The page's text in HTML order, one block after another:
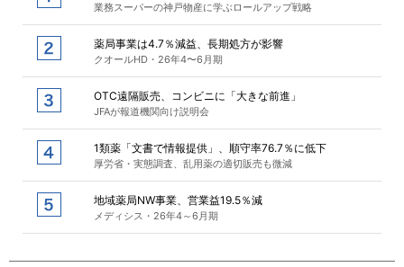
業務スーパーの神戸物産に学ぶロールアップ戦略
薬局事業は4.7％減益、長期処方が影響
クオールHD・26年4〜6月期
OTC遠隔販売、コンビニに「大きな前進」
JFAが報道機関向け説明会
1類薬「文書で情報提供」、順守率76.7％に低下
厚労省・実態調査、乱用薬の適切販売も微減
地域薬局NW事業、営業益19.5％減
メディシス・26年4～6月期